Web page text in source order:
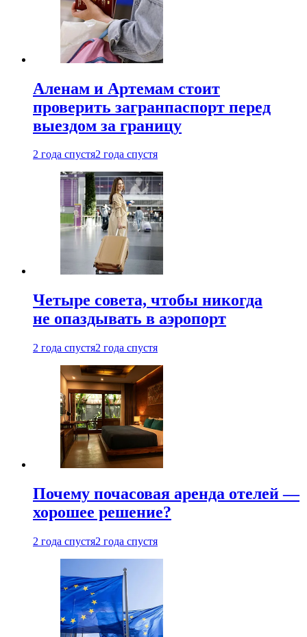
Аленам и Артемам стоит
проверить загранпаспорт перед
выездом за границу
2 года спустя2 года спустя
Четыре совета, чтобы никогда
не опаздывать в аэропорт
2 года спустя2 года спустя
Почему почасовая аренда отелей —
хорошее решение?
2 года спустя2 года спустя